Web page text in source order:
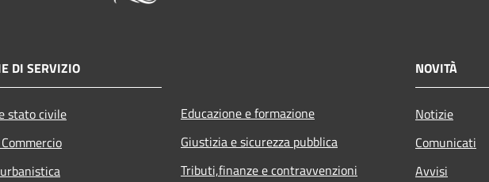
DI SERVIZIO
stato civile
Educazione e formazione
Giustizia e sicurezza pubblica
Tributi,finanze e contravvenzioni
NOVITÀ
Notizie
Comunicati
Avvisi